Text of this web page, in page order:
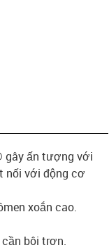
gây ấn tượng với
nối với động cơ
xoắn cao.
bôi trơn.